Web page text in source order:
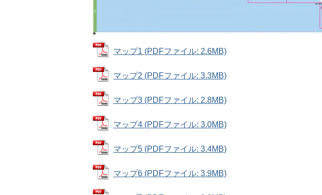
マップ1 (PDFファイル: 2.6MB)
マップ2 (PDFファイル: 3.3MB)
マップ3 (PDFファイル: 2.8MB)
マップ4 (PDFファイル: 3.0MB)
マップ5 (PDFファイル: 3.4MB)
マップ6 (PDFファイル: 3.9MB)